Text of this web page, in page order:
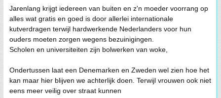
Jarenlang krijgt iedereen van buiten en z'n moeder voorrang op
alles wat gratis en goed is door allerlei internationale
kutverdragen terwijl hardwerkende Nederlanders voor hun
ouders moeten zorgen wegens bezuinigingen.
Scholen en universiteiten zijn bolwerken van woke,
Ondertussen laat een Denemarken en Zweden wel zien hoe het
kan maar hier blijven we achterlijk doen. Terwijl vrouwen ook niet
eens meer veilig over straat kunnen